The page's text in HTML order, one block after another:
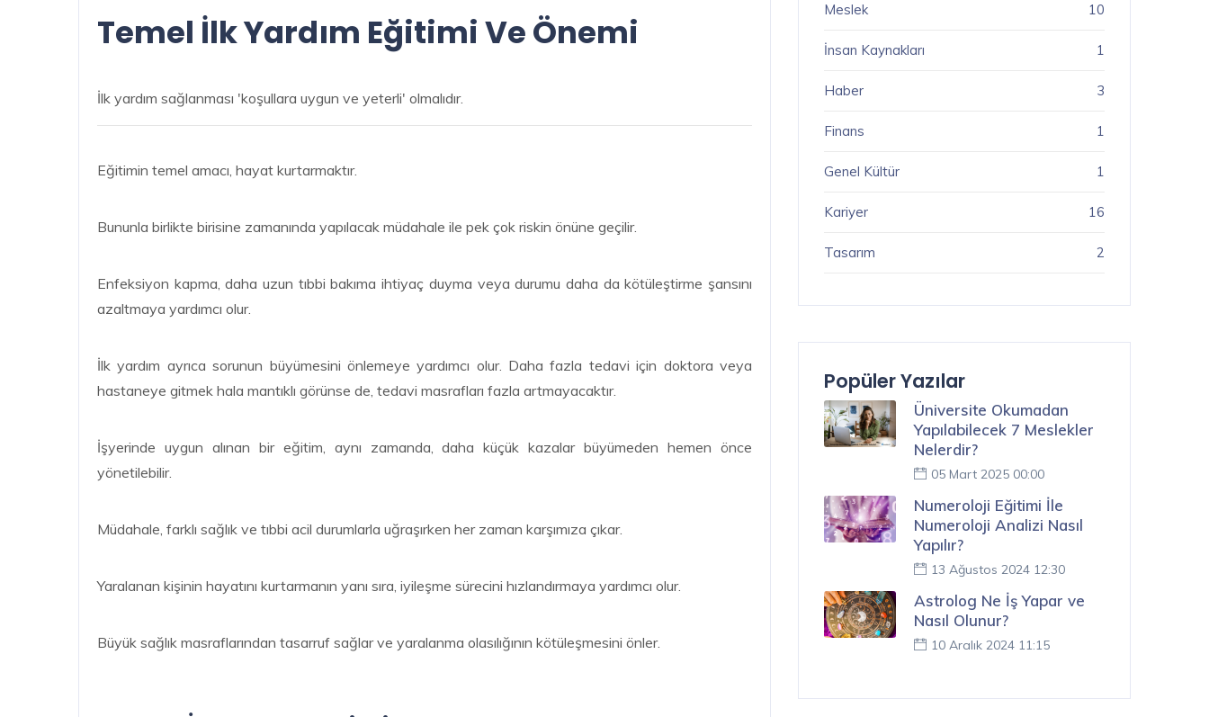
Temel İlk Yardım Eğitimi Ve Önemi
İlk yardım sağlanması 'koşullara uygun ve yeterli' olmalıdır.
Eğitimin temel amacı, hayat kurtarmaktır.
Bununla birlikte birisine zamanında yapılacak müdahale ile pek çok riskin önüne geçilir.
Enfeksiyon kapma, daha uzun tıbbi bakıma ihtiyaç duyma veya durumu daha da kötüleştirme şansını
azaltmaya yardımcı olur.
İlk yardım ayrıca sorunun büyümesini önlemeye yardımcı olur. Daha fazla tedavi için doktora veya
hastaneye gitmek hala mantıklı görünse de, tedavi masrafları fazla artmayacaktır.
İşyerinde uygun alınan bir eğitim, aynı zamanda, daha küçük kazalar büyümeden hemen önce
yönetilebilir.
Müdahale, farklı sağlık ve tıbbi acil durumlarla uğraşırken her zaman karşımıza çıkar.
Yaralanan kişinin hayatını kurtarmanın yanı sıra, iyileşme sürecini hızlandırmaya yardımcı olur.
Büyük sağlık masraflarından tasarruf sağlar ve yaralanma olasılığının kötüleşmesini önler.
Meslek 10
İnsan Kaynakları 1
Haber 3
Finans 1
Genel Kültür 1
Kariyer 16
Tasarım 2
Popüler Yazılar
Üniversite Okumadan
Yapılabilecek 7 Meslekler
Nelerdir?
05 Mart 2025 00:00
Numeroloji Eğitimi İle
Numeroloji Analizi Nasıl
Yapılır?
13 Ağustos 2024 12:30
Astrolog Ne İş Yapar ve
Nasıl Olunur?
10 Aralık 2024 11:15